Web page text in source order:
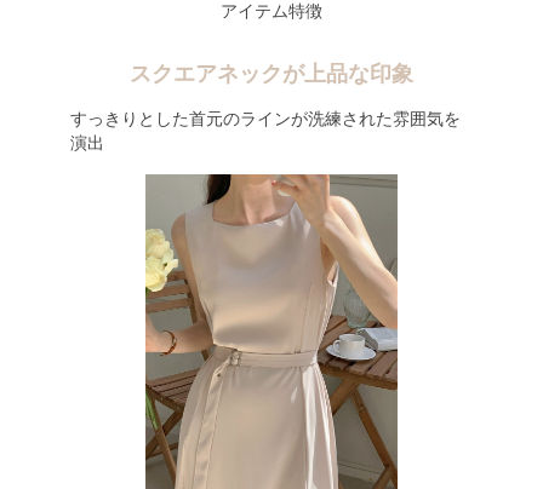
アイテム特徴
スクエアネックが上品な印象
すっきりとした首元のラインが洗練された雰囲気を
演出